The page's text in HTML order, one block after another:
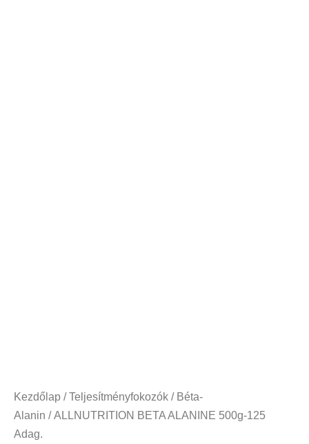
Kezdőlap /Teljesítményfokozók / Béta-
Alanin / ALLNUTRITION BETA ALANINE 500g-125
Adag.